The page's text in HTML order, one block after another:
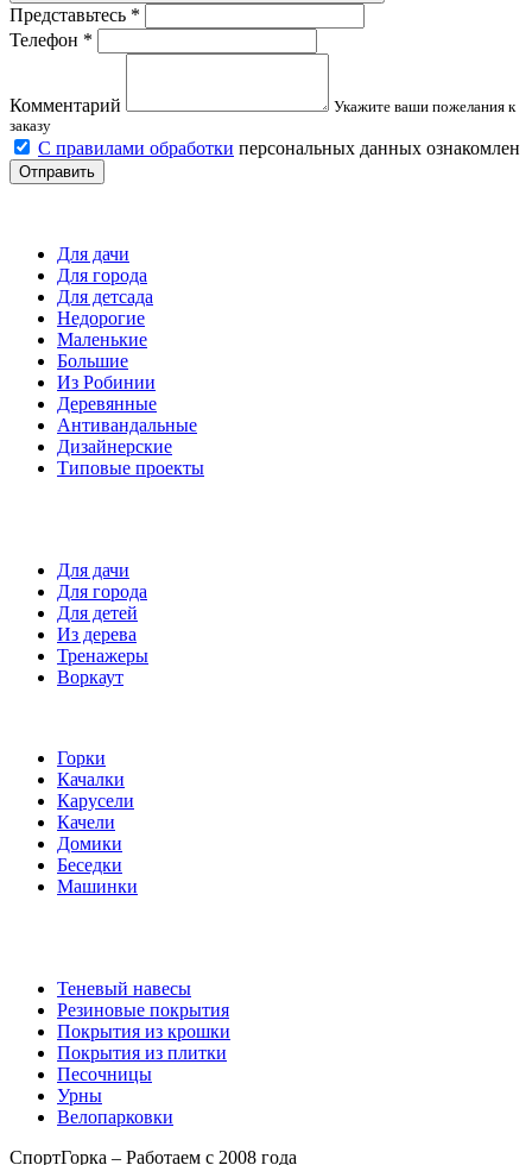
Представьтесь *
Телефон *
Комментарий
Укажите ваши пожелания к
заказу
С правилами обработки персональных данных ознакомлен
Отправить
Для дачи
Для города
Для детсада
Недорогие
Маленькие
Большие
Из Робинии
Деревянные
Антивандальные
Дизайнерские
Типовые проекты
Для дачи
Для города
Для детей
Из дерева
Тренажеры
Воркаут
Горки
Качалки
Карусели
Качели
Домики
Беседки
Машинки
Теневый навесы
Резиновые покрытия
Покрытия из крошки
Покрытия из плитки
Песочницы
Урны
Велопарковки
СпортГорка – Работаем с 2008 года